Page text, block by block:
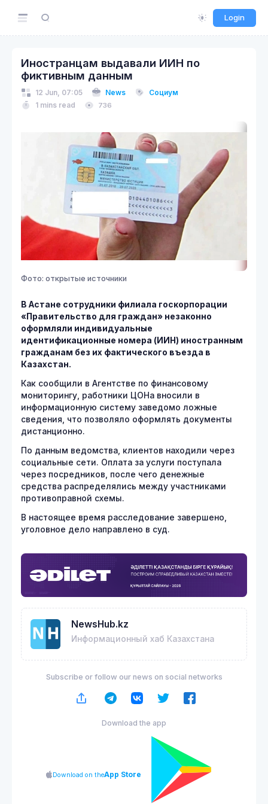
Login
Иностранцам выдавали ИИН по
фиктивным данным
12 Jun, 07:05 News
Социум
1 mins read
736
Фото: открытые источники
В Астане сотрудники филиала госкорпорации
«Правительство для граждан» незаконно
оформляли индивидуальные
идентификационные номера (ИИН) иностранным
гражданам без их фактического въезда в
Казахстан.
Как сообщили в Агентстве по финансовому
мониторингу, работники ЦОНа вносили в
информационную систему заведомо ложные
сведения, что позволяло оформлять документы
дистанционно.
По данным ведомства, клиентов находили через
социальные сети. Оплата за услуги поступала
через посредников, после чего денежные
средства распределялись между участниками
противоправной схемы.
В настоящее время расследование завершено,
уголовное дело направлено в суд.
NewsHub.kz
Информационный хаб Казахстана
Subscribe or follow our news on social networks
Download the app
Download on theApp Store